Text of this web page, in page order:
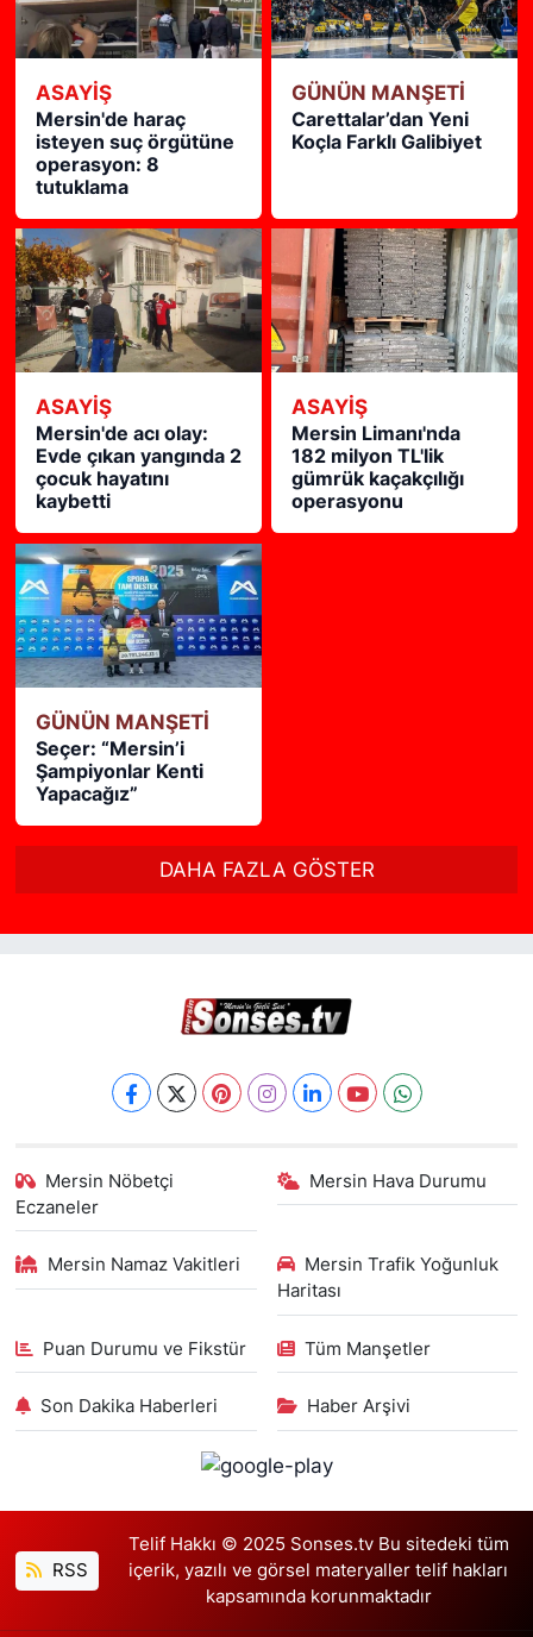
ASAYİŞ
Mersin'de haraç
isteyen suç örgütüne
operasyon: 8
tutuklama
GÜNÜN MANŞETİ
Carettalar’dan Yeni
Koçla Farklı Galibiyet
ASAYİŞ
Mersin'de acı olay:
Evde çıkan yangında 2
çocuk hayatını
kaybetti
ASAYİŞ
Mersin Limanı'nda
182 milyon TL'lik
gümrük kaçakçılığı
operasyonu
GÜNÜN MANŞETİ
Seçer: “Mersin’i
Şampiyonlar Kenti
Yapacağız”
DAHA FAZLA GÖSTER
Mersin Nöbetçi
Eczaneler
Mersin Hava Durumu
Mersin Namaz Vakitleri
Mersin Trafik Yoğunluk
Haritası
Puan Durumu ve Fikstür Tüm Manşetler
Son Dakika Haberleri Haber Arşivi
RSS
Telif Hakkı © 2025 Sonses.tv Bu sitedeki tüm
içerik, yazılı ve görsel materyaller telif hakları
kapsamında korunmaktadır